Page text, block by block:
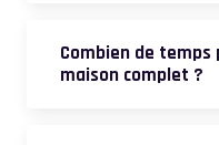
Combien de temps
maison complet ?